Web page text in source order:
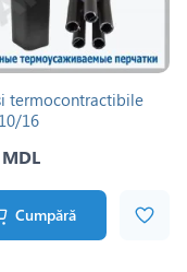
termocontractibile
16
Cumpără